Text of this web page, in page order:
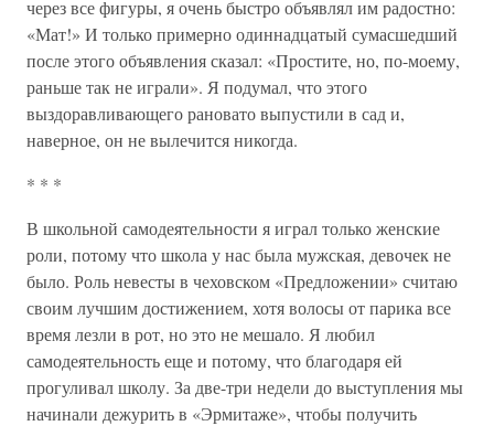
через все фигуры, я очень быстро объявлял им радостно:
«Мат!» И только примерно одиннадцатый сумасшедший
после этого объявления сказал: «Простите, но, по-моему,
раньше так не играли». Я подумал, что этого
выздоравливающего рановато выпустили в сад и,
наверное, он не вылечится никогда.
* * *
В школьной самодеятельности я играл только женские
роли, потому что школа у нас была мужская, девочек не
было. Роль невесты в чеховском «Предложении» считаю
своим лучшим достижением, хотя волосы от парика все
время лезли в рот, но это не мешало. Я любил
самодеятельность еще и потому, что благодаря ей
прогуливал школу. За две-три недели до выступления мы
начинали дежурить в «Эрмитаже», чтобы получить